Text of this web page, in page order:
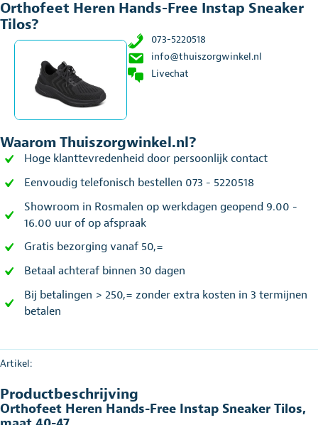
Orthofeet Heren Hands-Free Instap Sneaker
Tilos?
073-5220518
info@thuiszorgwinkel.nl
Livechat
Waarom Thuiszorgwinkel.nl?
Hoge klanttevredenheid door persoonlijk contact
Eenvoudig telefonisch bestellen 073 - 5220518
Showroom in Rosmalen op werkdagen geopend 9.00 -
16.00 uur of op afspraak
Gratis bezorging vanaf 50,=
Betaal achteraf binnen 30 dagen
Bij betalingen > 250,= zonder extra kosten in 3 termijnen
betalen
Artikel:
Productbeschrijving
Orthofeet Heren Hands-Free Instap Sneaker Tilos,